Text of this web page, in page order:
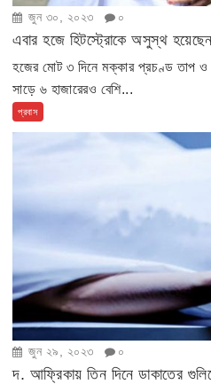
জুন ৩০, ২০২৩ ০
এবার হজে হিটস্ট্রোকে অসুস্থ
হজের মোট ৩ দিনে মক্কার প্রচণ্ড তাপ ও
সাড়ে ৬ হাজারেরও বেশি...
প্রবাস
জুন ২৯, ২০২৩ ০
দ. আফ্রিকায় তিন দিনে ডাকাতের